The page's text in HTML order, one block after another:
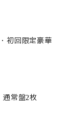
初回限定豪華
通常盤2枚